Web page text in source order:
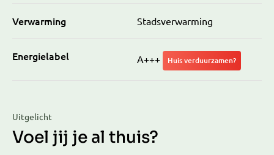
Verwarming Stadsverwarming
Energielabel A+++ Huis verduurzamen?
Uitgelicht
Voel jij je al thuis?